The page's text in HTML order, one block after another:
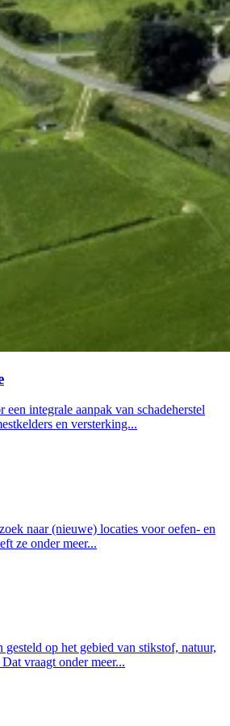
integrale aanpak van schadeherstel
en versterking...
naar (nieuwe) locaties voor oefen- en
ze onder meer...
op het gebied van stikstof, natuur,
vraagt onder meer...